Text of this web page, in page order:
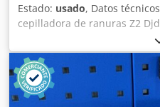
Estado: usado, Datos
cepilladora de ranuras Z2
del círculo de corte (ø): 163
Longitud: 180 mm - Material: